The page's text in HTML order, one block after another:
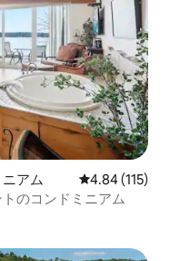
アム レビュー115
4.84 (115)
のコンドミニアム